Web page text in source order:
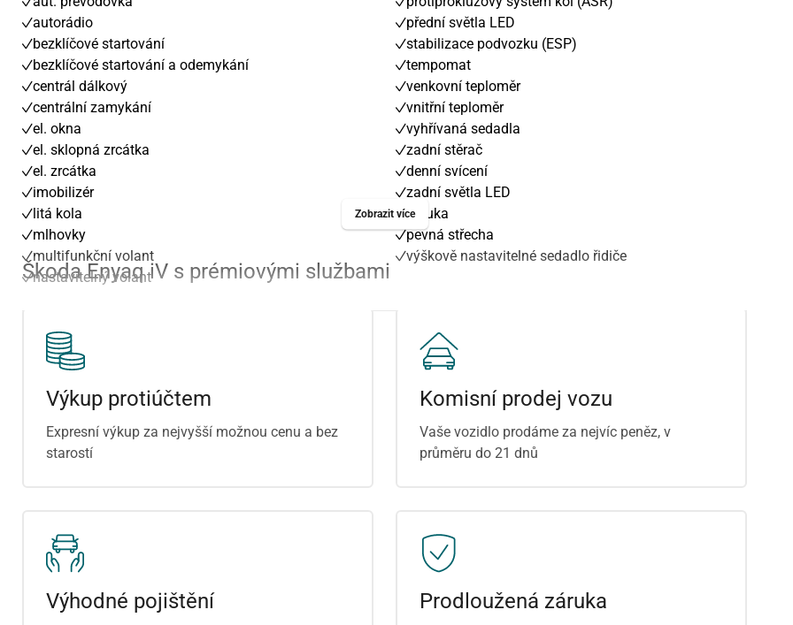
autorádio
bezklíčové startování
bezklíčové startování a odemykání
centrál dálkový
centrální zamykání
el. okna
el. sklopná zrcátka
el. zrcátka
imobilizér
litá kola
mlhovky
multifunkční volant
nastavitelný volant
přední světla LED
stabilizace podvozku (ESP)
tempomat
venkovní teploměr
vnitřní teploměr
vyhřívaná sedadla
zadní stěrač
denní svícení
zadní světla LED
záruka
pevná střecha
výškově nastavitelné sedadlo řidiče
Zobrazit více
Škoda Enyaq iV s prémiovými službami
Výkup protiúčtem
Expresní výkup za nejvyšší možnou cenu a bez
starostí
Komisní prodej vozu
Vaše vozidlo prodáme za nejvíc peněz, v
průměru do 21 dnů
Výhodné pojištění Prodloužená záruka